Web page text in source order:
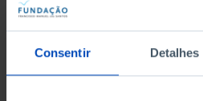
Consentir Detalhes
DATA DE INÍCIO
DATA DE FIM